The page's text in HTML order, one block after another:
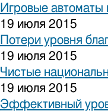
Игровые
19 июля 2015
Потери уровня
19 июля 2015
Чистые
19 июля 2015
Эффективный